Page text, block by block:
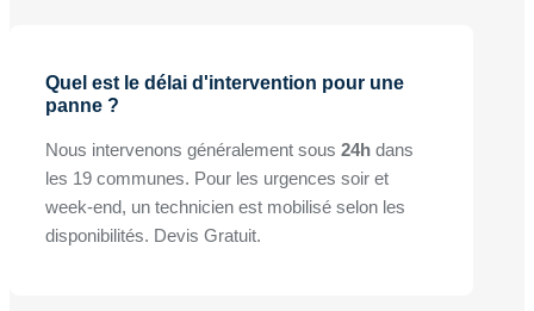
Quel est le délai d'intervention pour une
panne ?
Nous intervenons généralement sous 24h dans
les 19 communes. Pour les urgences soir et
week-end, un technicien est mobilisé selon les
disponibilités. Devis Gratuit.